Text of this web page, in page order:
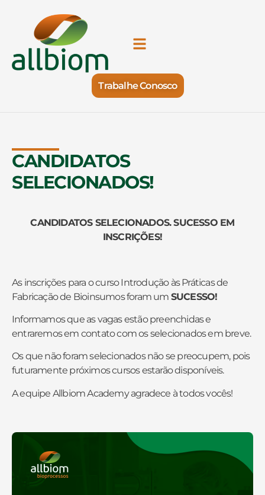
Trabalhe Conosco
CANDIDATOS
SELECIONADOS!
CANDIDATOS SELECIONADOS. SUCESSO EM
INSCRIÇÕES!
As inscrições para o curso Introdução às Práticas de
Fabricação de Bioinsumos foram um SUCESSO!
Informamos que as vagas estão preenchidas e
entraremos em contato com os selecionados em breve.
Os que não foram selecionados não se preocupem, pois
futuramente próximos cursos estarão disponíveis.
A equipe Allbiom Academy agradece à todos vocês!